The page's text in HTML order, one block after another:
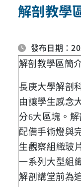
解剖教學
發布日期：
解剖教學區簡
長庚大學解剖
由讓學生感念
分6大區塊。
配備手術燈與
生觀察組織玻
一系列大型組
解剖講堂前為